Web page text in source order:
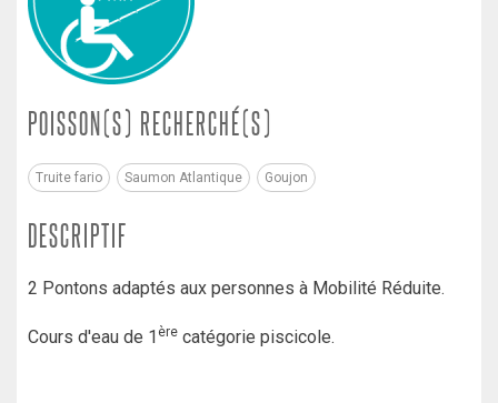
POISSON(S) RECHERCHÉ(S)
Truite fario Saumon Atlantique Goujon
DESCRIPTIF
2 Pontons adaptés aux personnes à Mobilité Réduite.
Cours d'eau de 1 ère catégorie piscicole.